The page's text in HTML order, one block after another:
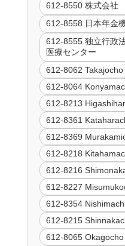
612-8550 株式会
612-8558 日本年金
612-8555 独立行
医療センター
612-8062 Takajocho
612-8064
612-8213
612-8361
612-8369
612-8218
612-8216
612-8227
612-8354
612-8215
612-8065 Okagocho